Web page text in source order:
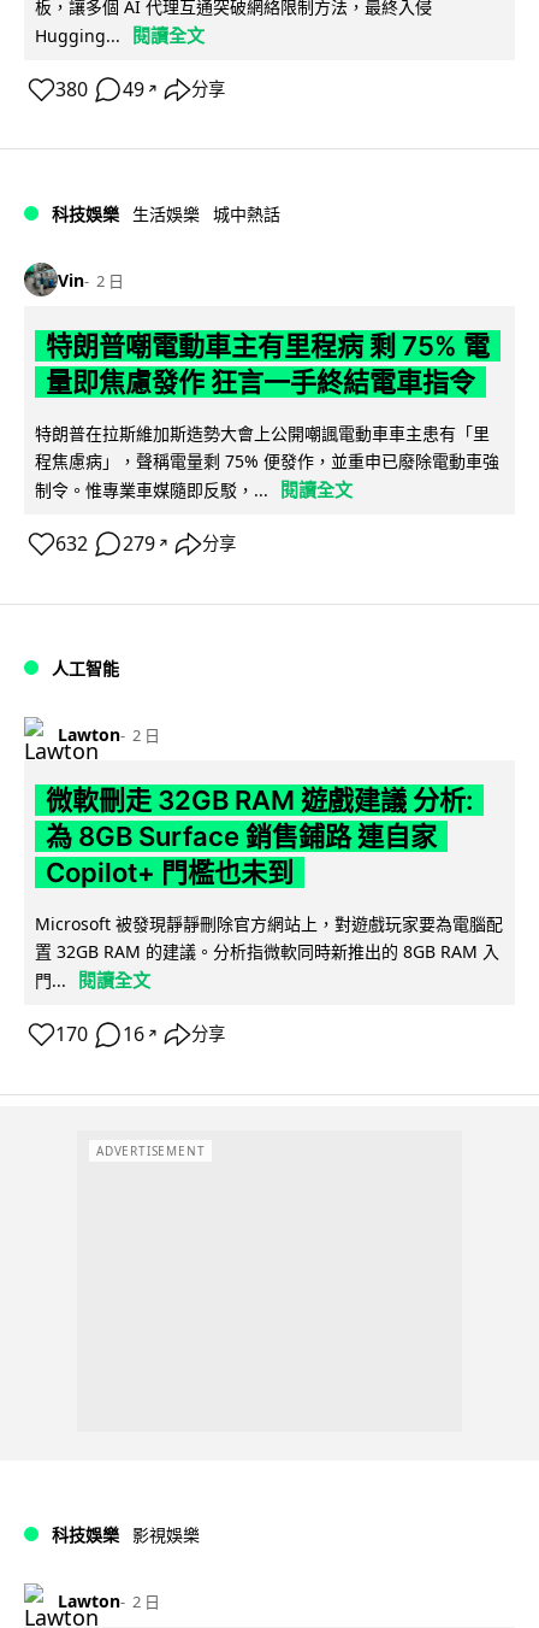
板，讓多個 AI 代理互通突破網絡限制方法，最終入侵
Hugging...
閱讀全文
380 49 ↗ 分享
科技娛樂 生活娛樂 城中熱話
Vin 2 日
特朗普嘲電動車主有里程病 剩 75% 電
量即焦慮發作 狂言一手終結電車指令
特朗普在拉斯維加斯造勢大會上公開嘲諷電動車車主患有「里
程焦慮病」，聲稱電量剩 75% 便發作，並重申已廢除電動車強
制令。惟專業車媒隨即反駁，...
閱讀全文
632 279 ↗ 分享
人工智能
Lawton 2 日
微軟刪走 32GB RAM 遊戲建議 分析:
為 8GB Surface 銷售鋪路 連自家
Copilot+ 門檻也未到
Microsoft 被發現靜靜刪除官方網站上，對遊戲玩家要為電腦配
置 32GB RAM 的建議。分析指微軟同時新推出的 8GB RAM 入
門...
閱讀全文
170 16 ↗ 分享
ADVERTISEMENT
科技娛樂 影視娛樂
Lawton 2 日